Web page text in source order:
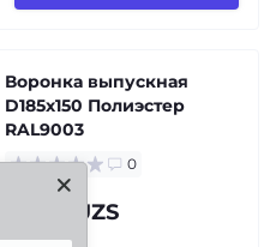
Воронка выпускная
D185х150 Полиэстер
RAL9003
0
139.14 UZS